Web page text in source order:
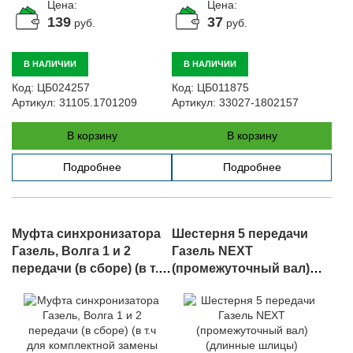
Цена:
139 руб.
В НАЛИЧИИ
Код: ЦБ024257
Артикул: 31105.1701209
В корзину
Подробнее
Цена:
37 руб.
В НАЛИЧИИ
Код: ЦБ011875
Артикул: 33027-1802157
В корзину
Подробнее
Муфта синхронизатора
Газель, Волга 1 и 2
передачи (в сборе) (в т.ч
замены в КПП), арт. 3302-
1701168
Шестерня 5 передачи
Газель NEXT
(промежуточный вал)
(оригинал), арт. A21R22-
1701052-20